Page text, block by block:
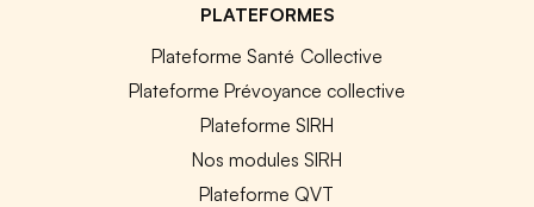
PLATEFORMES
Plateforme Santé Collective
Plateforme Prévoyance collective
Plateforme SIRH
Nos modules SIRH
Plateforme QVT